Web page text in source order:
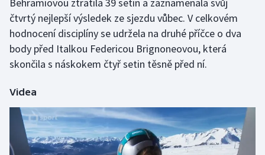
Lyže a snowboard
Moderní pětiboj
Olympijské hry
Parasport
Behramiovou ztratila 39 setin a zaznamenala svůj
čtvrtý nejlepší výsledek ze sjezdu vůbec. V celkovém
hodnocení disciplíny se udržela na druhé příčce o dva
body před Italkou Federicou Brignoneovou, která
skončila s náskokem čtyř setin těsně před ní.
Videa